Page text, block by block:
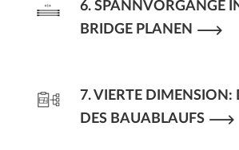
6. SPANNVORGÄNGE
BRIDGE PLANEN
7. VIERTE DIMENSION:
DES BAUABLAUFS